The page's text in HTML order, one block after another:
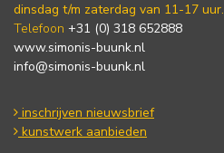
dinsdag t/m zaterdag van 11-17 uur.
Telefoon +31 (0) 318 652888
www.simonis-buunk.nl
info@simonis-buunk.nl
inschrijven nieuwsbrief
kunstwerk aanbieden